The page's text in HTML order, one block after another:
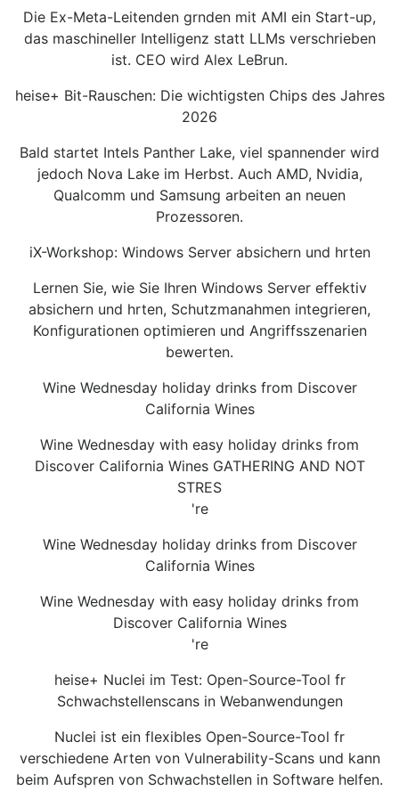
Die Ex-Meta-Leitenden grnden mit AMI ein Start-up,
das maschineller Intelligenz statt LLMs verschrieben
ist. CEO wird Alex LeBrun.
heise+ Bit-Rauschen: Die wichtigsten Chips des Jahres
2026
Bald startet Intels Panther Lake, viel spannender wird
jedoch Nova Lake im Herbst. Auch AMD, Nvidia,
Qualcomm und Samsung arbeiten an neuen
Prozessoren.
iX-Workshop: Windows Server absichern und hrten
Lernen Sie, wie Sie Ihren Windows Server effektiv
absichern und hrten, Schutzmanahmen integrieren,
Konfigurationen optimieren und Angriffsszenarien
bewerten.
Wine Wednesday holiday drinks from Discover
California Wines
Wine Wednesday with easy holiday drinks from
Discover California Wines GATHERING AND NOT
STRES
're
Wine Wednesday holiday drinks from Discover
California Wines
Wine Wednesday with easy holiday drinks from
Discover California Wines
're
heise+ Nuclei im Test: Open-Source-Tool fr
Schwachstellenscans in Webanwendungen
Nuclei ist ein flexibles Open-Source-Tool fr
verschiedene Arten von Vulnerability-Scans und kann
beim Aufspren von Schwachstellen in Software helfen.